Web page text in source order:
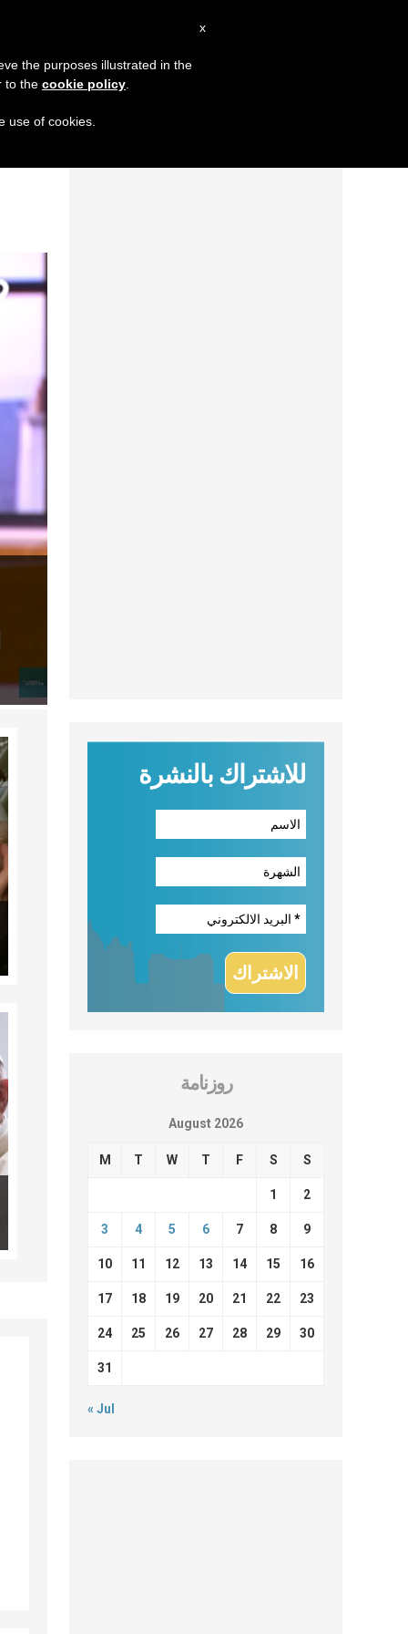
للاشتراك بالنشرة
روزنامة
August 2026
M T W T F S S
1 2
3 4 5 6 7 8 9
10 11 12 13 14 15 16
17 18 19 20 21 22 23
24 25 26 27 28 29 30
31
« Jul
x
the purposes illustrated in the
to the cookie policy
use of cookies.